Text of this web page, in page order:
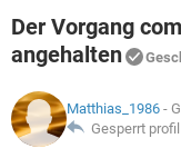
WHATSAPP
FACEBOOK
WINDOWS 10
FACEBOOK
SPIELE
ANDROID
WINDOWS 10
WHATSAPP
FORUM
ANDROID
LEXIKON
SPIELE
Der Vorgang
angehalten
Matthias_1986 -
Gesperrt